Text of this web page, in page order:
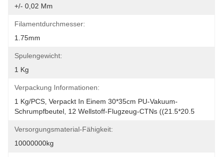
+/- 0,02 Mm
Filamentdurchmesser:
1.75mm
Spulengewicht:
1 Kg
Verpackung Informationen:
1 Kg/PCS, Verpackt In Einem 30*35cm PU-Vakuum-
Schrumpfbeutel, 12 Wellstoff-Flugzeug-CTNs ((21.5*20.5
Versorgungsmaterial-Fähigkeit:
10000000kg